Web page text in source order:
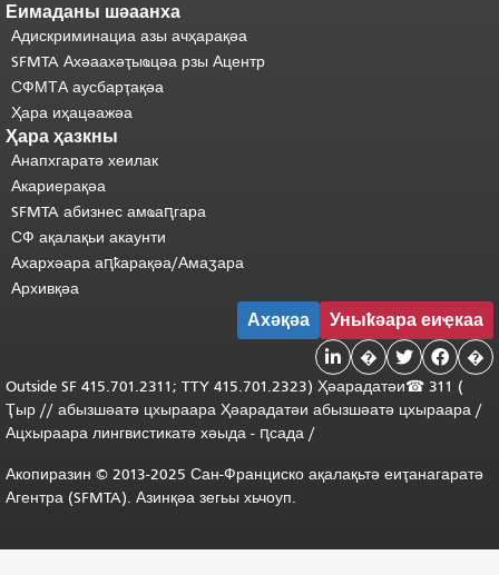
Еимаданы шәаанха
Адискриминациа азы ачҳарақәа
SFMTA Ахәаахәҭыҩцәа рзы Ацентр
СФМТА аусбарҭақәа
Ҳара иҳацәажәа
Ҳара ҳазкны
Анапхгаратә хеилак
Акариерақәа
SFMTA абизнес амҩаԥгара
СФ ақалақьи акаунти
Ахархәара аԥҟарақәа/Амаӡара
Архивқәа
Уныҟәара еиҿкаа
Ахәқәа
�


�

☎ 311 (
Outside SF 415.701.2311; TTY 415.701.2323) Ҳәарадатәи
абызшәатә цхыраара /
Ҳәарадатәи
абызшәатә цхыраара
/
Ҭыр /
Ацхыраара лингвистикатә хәыда - ԥсада /
Акопиразин © 2013-2025 Сан-Франциско ақалақьтә еиҭанагаратә
Агентра (SFMTA). Азинқәа зегьы хьчоуп.